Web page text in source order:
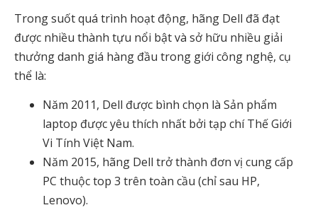
Trong suốt quá trình hoạt động, hãng Dell đã đạt
được nhiều thành tựu nổi bật và sở hữu nhiều giải
thưởng danh giá hàng đầu trong giới công nghệ, cụ
thể là:
Năm 2011, Dell được bình chọn là Sản phẩm
laptop được yêu thích nhất bởi tạp chí Thế Giới
Vi Tính Việt Nam.
Năm 2015, hãng Dell trở thành đơn vị cung cấp
PC thuộc top 3 trên toàn cầu (chỉ sau HP,
Lenovo).